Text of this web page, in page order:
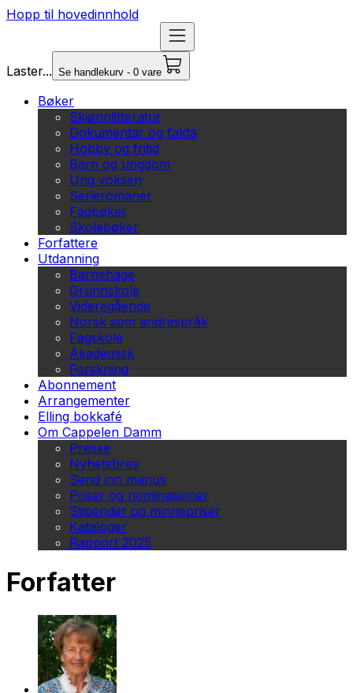
Hopp til hovedinnhold
Laster... Se handlekurv - 0 vare
Bøker
Skjønnlitteratur
Dokumentar og fakta
Hobby og fritid
Barn og ungdom
Ung voksen
Serieromaner
Fagbøker
Skolebøker
Forfattere
Utdanning
Barnehage
Grunnskole
Videregående
Norsk som andrespråk
Fagskole
Akademisk
Forskning
Abonnement
Arrangementer
Elling bokkafé
Om Cappelen Damm
Presse
Nyhetsbrev
Send inn manus
Priser og nominasjoner
Stipender og minnepriser
Kataloger
Rapport 2025
Forfatter